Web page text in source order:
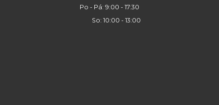
Po - Pá: 9:00 - 17:30
So: 10:00 - 13:00